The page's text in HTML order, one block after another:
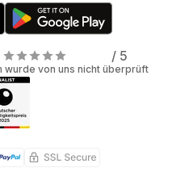
/ 5
wurde von uns nicht überprüft